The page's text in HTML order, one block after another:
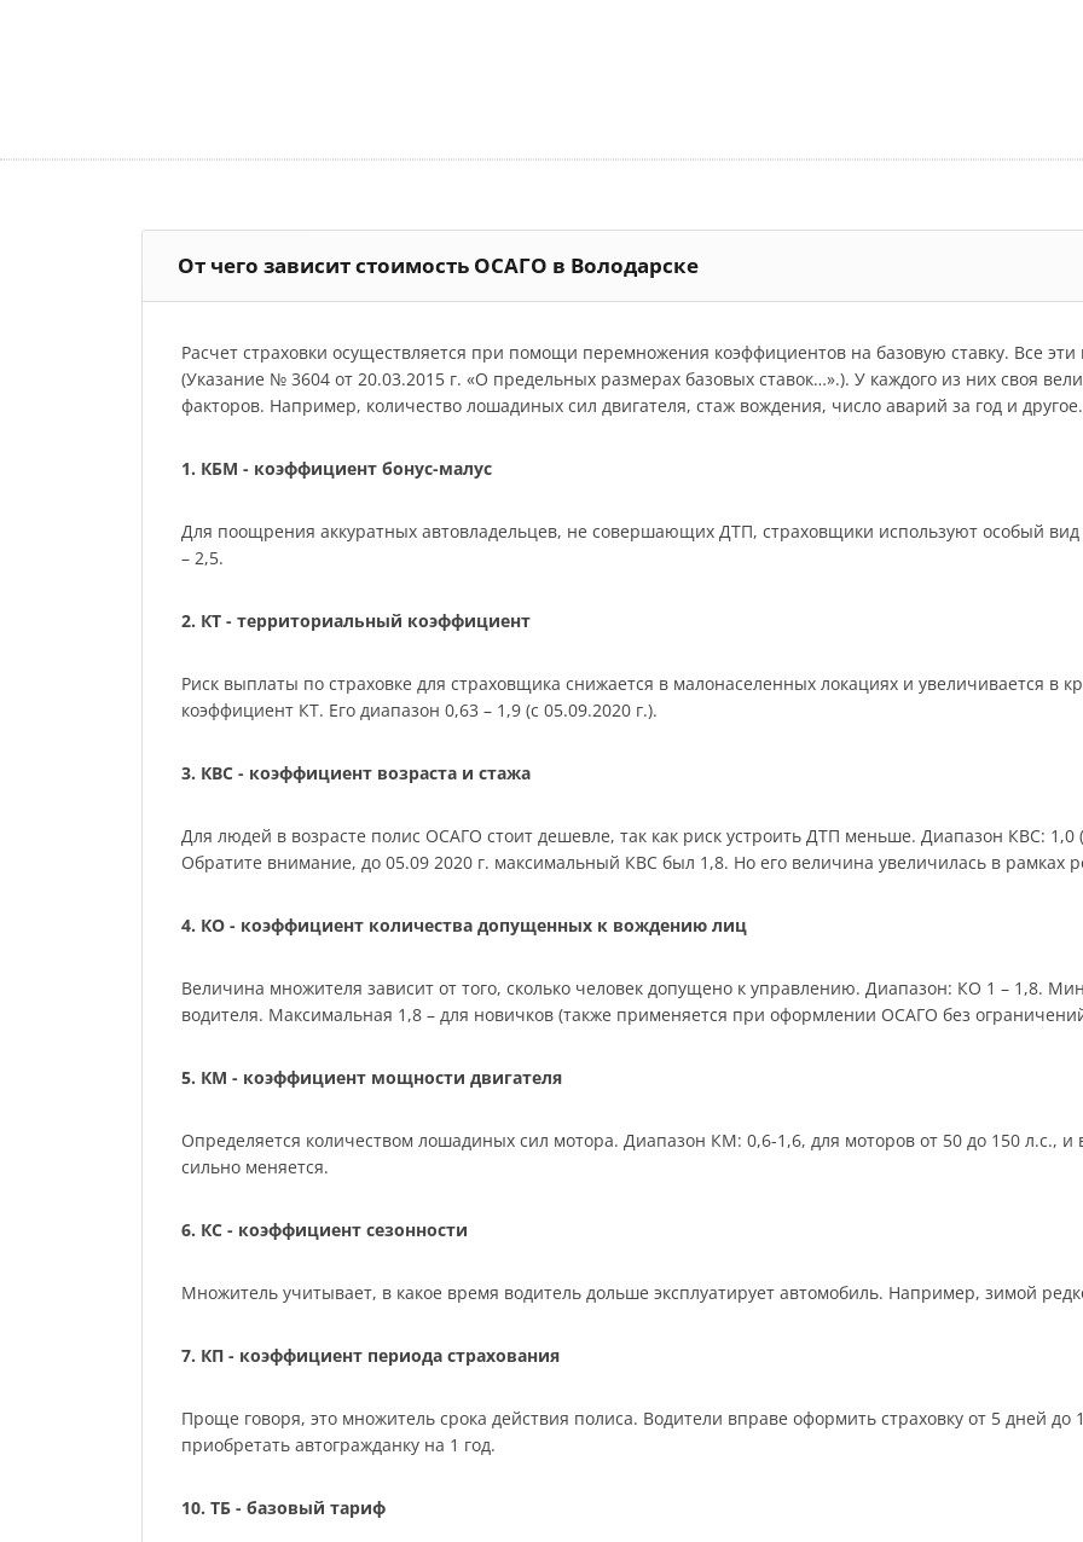
От чего зависит стоимость ОСАГО в Володарске
Расчет страховки осуществляется при помощи перемножения коэффициентов на базовую ставку. Все
(Указание № 3604 от 20.03.2015 г. «О предельных размерах базовых ставок…».). У каждого из них своя
факторов. Например, количество лошадиных сил двигателя, стаж вождения, число аварий за год и другое.
1. КБМ - коэффициент бонус-малус
Для поощрения аккуратных автовладельцев, не совершающих ДТП, страховщики используют особый
– 2,5.
2. КТ - территориальный коэффициент
Риск выплаты по страховке для страховщика снижается в малонаселенных локациях и увеличивается в
коэффициент КТ. Его диапазон 0,63 – 1,9 (с 05.09.2020 г.).
3. КВС - коэффициент возраста и стажа
Для людей в возрасте полис ОСАГО стоит дешевле, так как риск устроить ДТП меньше. Диапазон КВС: 1,0
Обратите внимание, до 05.09 2020 г. максимальный КВС был 1,8. Но его величина увеличилась в рамках
4. КО - коэффициент количества допущенных к вождению лиц
Величина множителя зависит от того, сколько человек допущено к управлению. Диапазон: КО 1 – 1,8.
водителя. Максимальная 1,8 – для новичков (также применяется при оформлении ОСАГО без
5. КМ - коэффициент мощности двигателя
Определяется количеством лошадиных сил мотора. Диапазон КМ: 0,6-1,6, для моторов от 50 до 150 л.с.,
сильно меняется.
6. КС - коэффициент сезонности
Множитель учитывает, в какое время водитель дольше эксплуатирует автомобиль. Например, зимой
7. КП - коэффициент периода страхования
Проще говоря, это множитель срока действия полиса. Водители вправе оформить страховку от 5 дней
приобретать автогражданку на 1 год.
10. ТБ - базовый тариф